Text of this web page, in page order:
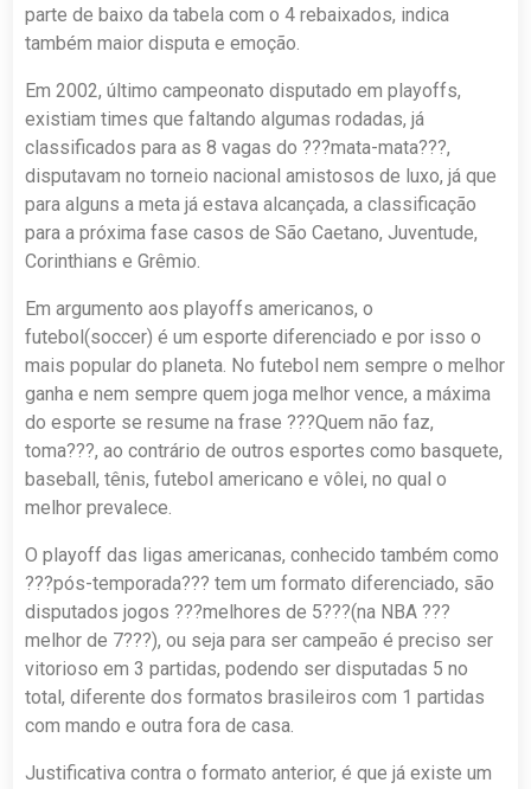
parte de baixo da tabela com o 4 rebaixados, indica
também maior disputa e emoção.
Em 2002, último campeonato disputado em playoffs,
existiam times que faltando algumas rodadas, já
classificados para as 8 vagas do ???mata-mata???,
disputavam no torneio nacional amistosos de luxo, já que
para alguns a meta já estava alcançada, a classificação
para a próxima fase casos de São Caetano, Juventude,
Corinthians e Grêmio.
Em argumento aos playoffs americanos, o
futebol(soccer) é um esporte diferenciado e por isso o
mais popular do planeta. No futebol nem sempre o melhor
ganha e nem sempre quem joga melhor vence, a máxima
do esporte se resume na frase ???Quem não faz,
toma???, ao contrário de outros esportes como basquete,
baseball, tênis, futebol americano e vôlei, no qual o
melhor prevalece.
O playoff das ligas americanas, conhecido também como
???pós-temporada??? tem um formato diferenciado, são
disputados jogos ???melhores de 5???(na NBA ???
melhor de 7???), ou seja para ser campeão é preciso ser
vitorioso em 3 partidas, podendo ser disputadas 5 no
total, diferente dos formatos brasileiros com 1 partidas
com mando e outra fora de casa.
Justificativa contra o formato anterior, é que já existe um